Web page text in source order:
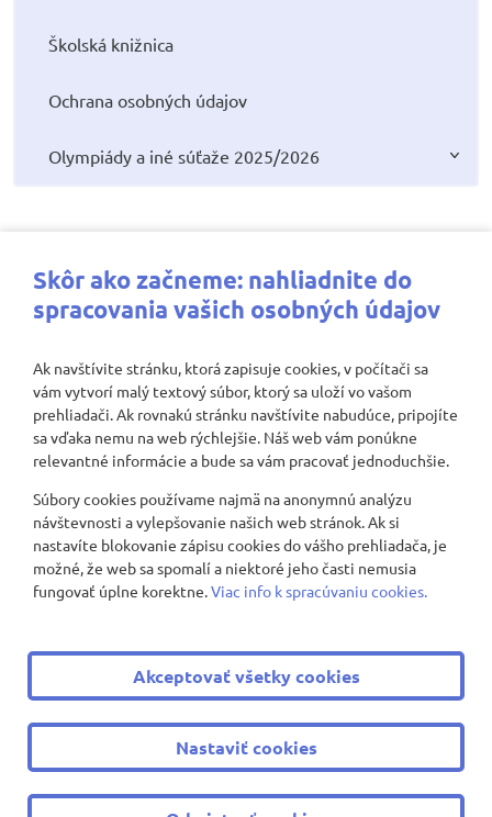
Školská knižnica
Ochrana osobných údajov
Olympiády a iné súťaže 2025/2026
Najbližšie aktivity
Nenašli sa žiadne záznamy
Zobraziť viac
© 2008 - 2026 ZŠ Nevädzová 2 | Všetky práva vyhradené
|
Ochrana osobných údajov |
Cookies nastavenie
Tvorba web stránokaredakčný systémodAlejTech, spol. s
r.o.
Skôr ako začneme: nahliadnite do
spracovania vašich osobných údajov
Ak navštívite stránku, ktorá zapisuje cookies, v počítači sa
vám vytvorí malý textový súbor, ktorý sa uloží vo vašom
prehliadači. Ak rovnakú stránku navštívite nabudúce, pripojíte
sa vďaka nemu na web rýchlejšie. Náš web vám ponúkne
relevantné informácie a bude sa vám pracovať jednoduchšie.
Súbory cookies používame najmä na anonymnú analýzu
návštevnosti a vylepšovanie našich web stránok. Ak si
nastavíte blokovanie zápisu cookies do vášho prehliadača, je
možné, že web sa spomalí a niektoré jeho časti nemusia
fungovať úplne korektne.Viac info k spracúvaniu cookies.
Akceptovať všetky cookies
Nastaviť cookies